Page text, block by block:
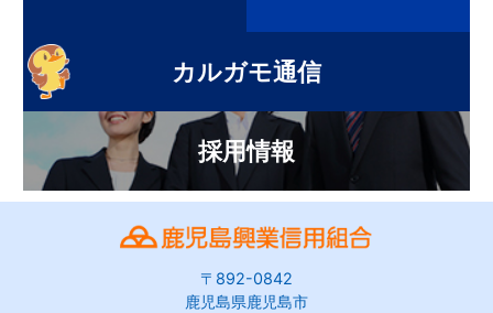
カルガモ通信
採用情報
〒892-0842
鹿児島県鹿児島市